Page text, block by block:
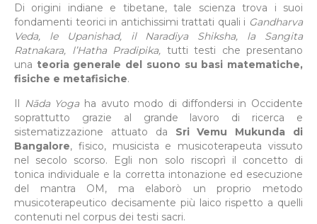
Di origini indiane e tibetane, tale scienza trova i suoi
fondamenti teorici in antichissimi trattati quali i Gandharva
Veda, le Upanishad, il Naradiya Shiksha, la Sangita
Ratnakara, l’Hatha Pradipika, tutti testi
che presentano
una teoria generale del suono su basi matematiche,
fisiche e metafisiche.
Il Nāda Yoga ha avuto modo di diffondersi in Occidente
soprattutto grazie al grande lavoro di ricerca e
sistematizzazione attuato da SriVemu Mukunda di
Bangalore, fisico, musicista e musicoterapeuta vissuto
nel secolo scorso. Egli non solo riscoprì il concetto di
tonica individuale e la corretta intonazione ed esecuzione
del mantra OM, ma elaborò un proprio metodo
musicoterapeutico decisamente più laico rispetto a quelli
contenuti nel corpus dei testi sacri.